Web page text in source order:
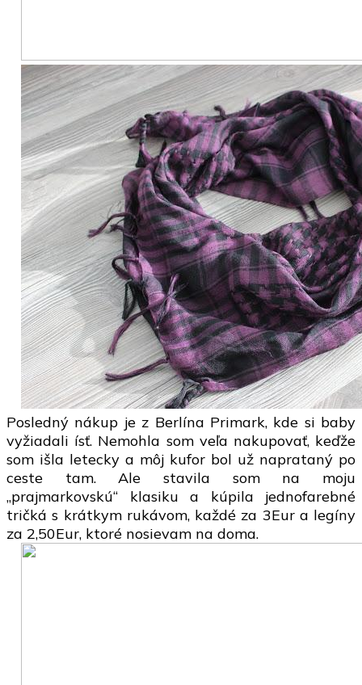
Posledný nákup je z Berlína Primark, kde si baby
vyžiadali ísť. Nemohla som veľa nakupovať, keďže
som išla letecky a môj kufor bol už naprataný po
ceste tam. Ale stavila som na moju
„prajmarkovskú“ klasiku a kúpila jednofarebné
tričká s krátkym rukávom, každé za 3Eur a legíny
za 2,50Eur, ktoré nosievam na doma.